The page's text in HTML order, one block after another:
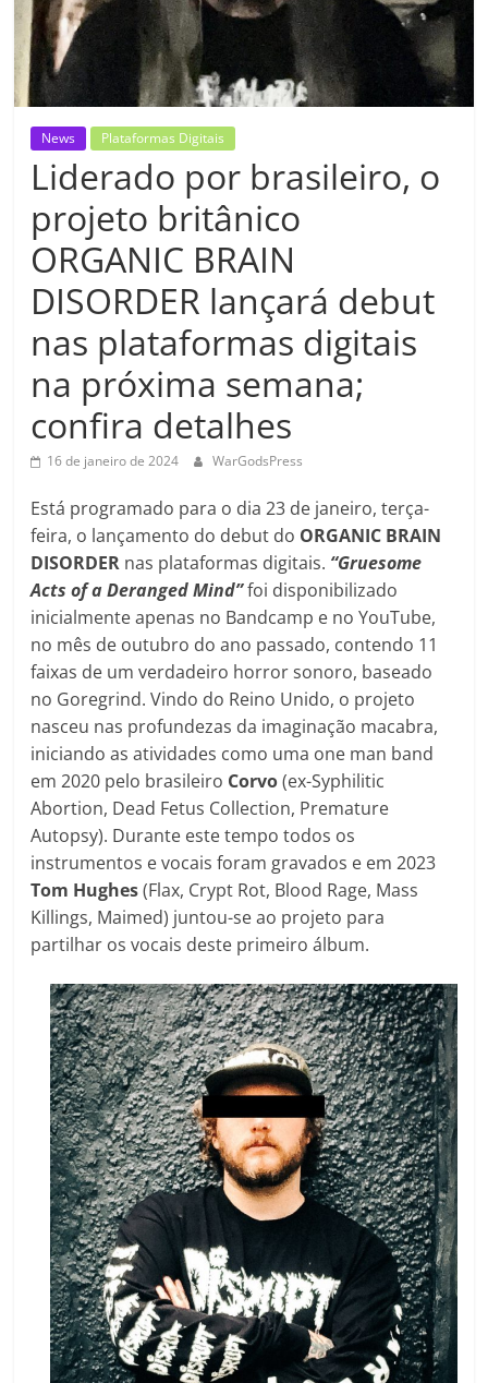
News Plataformas Digitais
Liderado por brasileiro, o
projeto britânico
ORGANIC BRAIN
DISORDER lançará debut
nas plataformas digitais
na próxima semana;
confira detalhes
16 de janeiro de 2024 WarGodsPress
Está programado para o dia 23 de janeiro, terça-
feira, o lançamento do debut do ORGANIC BRAIN
DISORDER nas plataformas digitais. “Gruesome
Acts of a Deranged Mind”foi disponibilizado
inicialmente apenas no Bandcamp e no YouTube,
no mês de outubro do ano passado, contendo 11
faixas de um verdadeiro horror sonoro, baseado
no Goregrind. Vindo do Reino Unido, o projeto
nasceu nas profundezas da imaginação macabra,
iniciando as atividades como uma one man band
em 2020 pelo brasileiro Corvo(ex-Syphilitic
Abortion, Dead Fetus Collection, Premature
Autopsy). Durante este tempo todos os
instrumentos e vocais foram gravados e em 2023
Tom Hughes(Flax, Crypt Rot, Blood Rage, Mass
Killings, Maimed) juntou-se ao projeto para
partilhar os vocais deste primeiro álbum.